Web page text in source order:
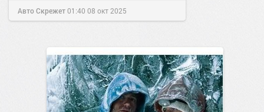
Авто Скрежет01:40 08 окт 2025